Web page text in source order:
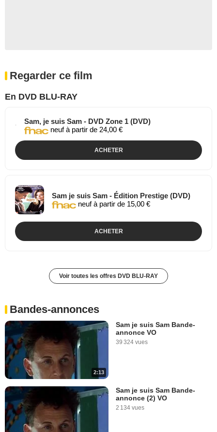
Regarder ce film
En DVD BLU-RAY
Sam, je suis Sam - DVD Zone 1 (DVD)
neuf à partir de 24,00 €
ACHETER
Sam je suis Sam - Édition Prestige (DVD)
neuf à partir de 15,00 €
ACHETER
Voir toutes les offres DVD BLU-RAY
Bandes-annonces
2:13
Sam je suis Sam Bande-
annonce VO
39 324 vues
Sam je suis Sam Bande-
annonce (2) VO
2 134 vues